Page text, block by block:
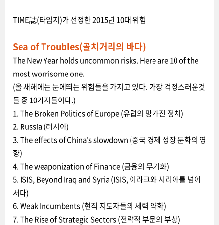
TIME誌(타임지)가 선정한 2015년 10대 위험
Sea of Troubles(골치거리의 바다)
The New Year holds uncommon risks. Here are 10 of the
most worrisome one.
(올 새해에는 눈에띄는 위험들을 가지고 있다. 가장 걱정스러운것
들 중 10가지들이다.)
1. The Broken Politics of Europe (유럽의 망가진 정치)
2. Russia (러시아)
3. The effects of China's slowdown (중국 경제 성장 둔화의 영
향)
4. The weaponization of Finance (금융의 무기화)
5. ISIS, Beyond Iraq and Syria (ISIS, 이라크와 시리아를 넘어
서다)
6. Weak Incumbents (현직 지도자들의 세력 약화)
7. The Rise of Strategic Sectors (전략적 부문의 부상)